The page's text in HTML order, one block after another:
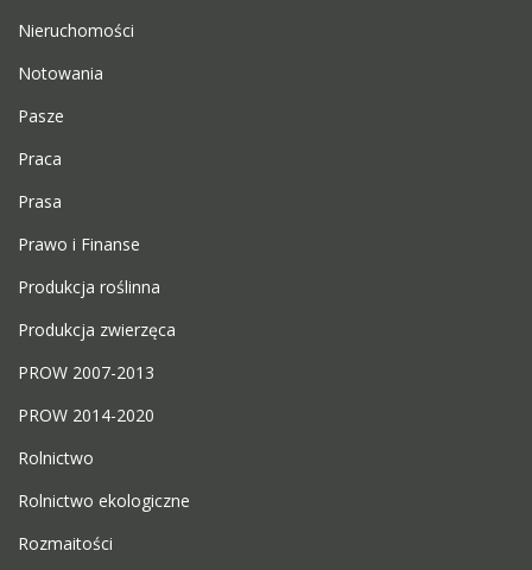
Nieruchomości
Notowania
Pasze
Praca
Prasa
Prawo i Finanse
Produkcja roślinna
Produkcja zwierzęca
PROW 2007-2013
PROW 2014-2020
Rolnictwo
Rolnictwo ekologiczne
Rozmaitości